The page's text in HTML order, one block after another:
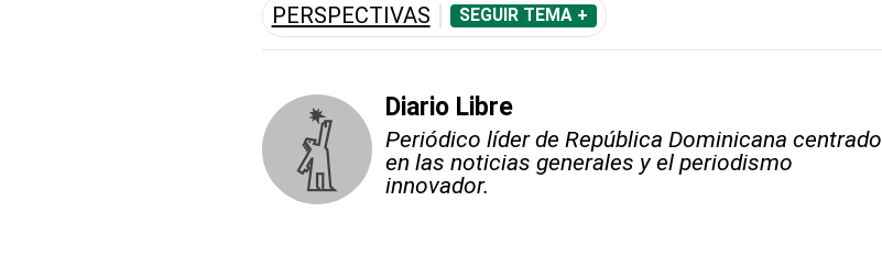
PERSPECTIVAS SEGUIR TEMA +
Diario Libre
Periódico líder de República Dominicana centrado
en las noticias generales y el periodismo
innovador.